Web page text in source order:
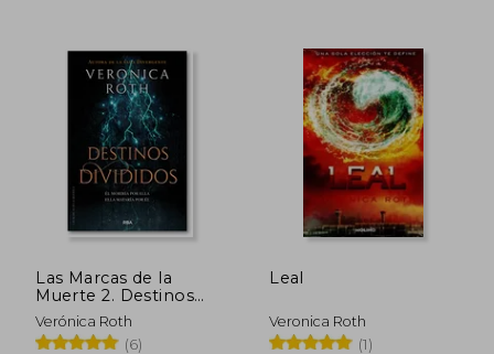
dcto. $ 62.040
30%
dcto.
Las Marcas de la
Muerte 2. Destinos
Divididos. (Veronica
Roth)
Verónica Roth
(6)
Leal
Veronica Roth
(1)